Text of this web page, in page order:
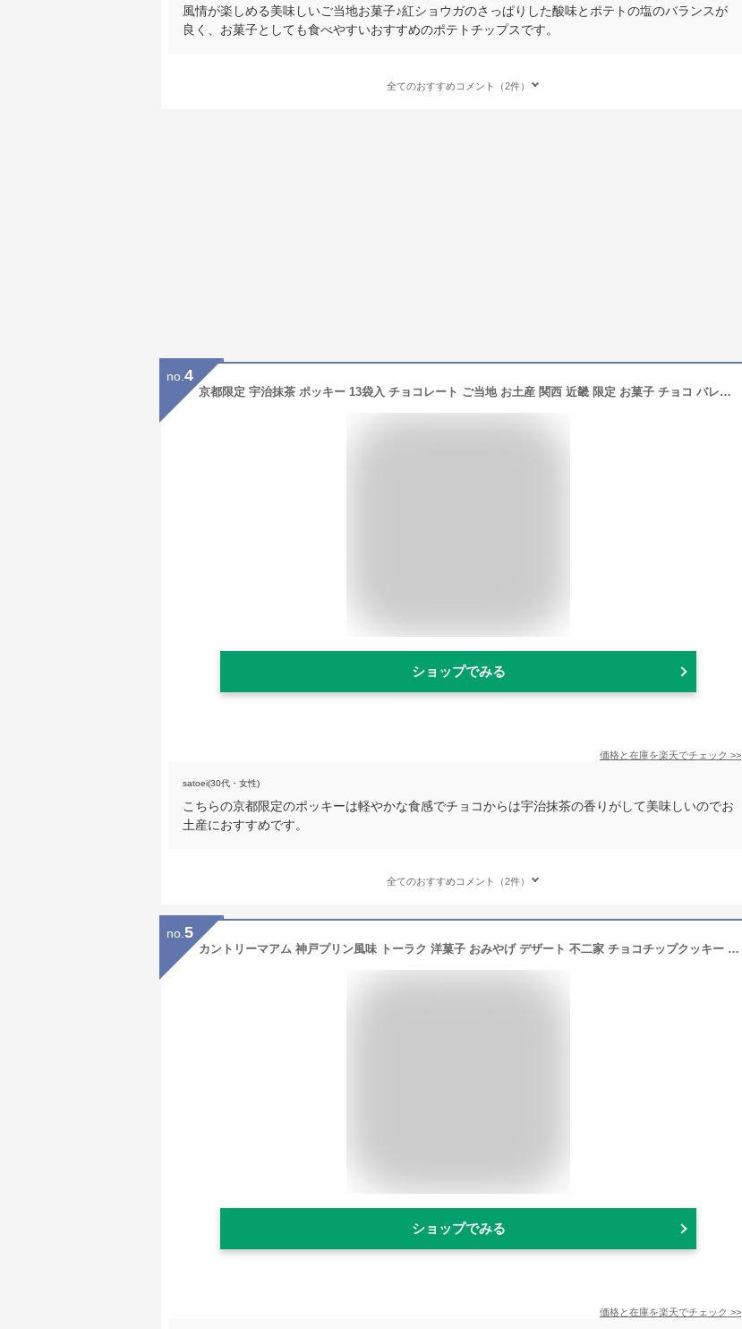
風情が楽しめる美味しいご当地お菓子♪紅ショウガのさっぱりした酸味とポテトの塩のバランスが
良く、お菓子としても食べやすいおすすめのポテトチップスです。
全てのおすすめコメント（2件）
no. 4
京都限定 宇治抹茶 ポッキー 13袋入 チョコレート ご当地 お土産 関西 近畿 限定 お菓子 チョコ バレンタインデー
ショップでみる
価格と在庫を楽天でチェック >>
satoei(30代・女性)
こちらの京都限定のポッキーは軽やかな食感でチョコからは宇治抹茶の香りがして美味しいのでお
土産におすすめです。
全てのおすすめコメント（2件）
no. 5
カントリーマアム 神戸プリン風味 トーラク 洋菓子 おみやげ デザート 不二家 チョコチップクッキー 神戸土産 帰省土産 販売店 賞味期限 美味しい 人気 ランキング スイーツ 常温 詰め合せ お取り寄せ プレゼント 個包装 関西限定 ご当地グルメ 通販 お菓子
ショップでみる
価格と在庫を楽天でチェック >>